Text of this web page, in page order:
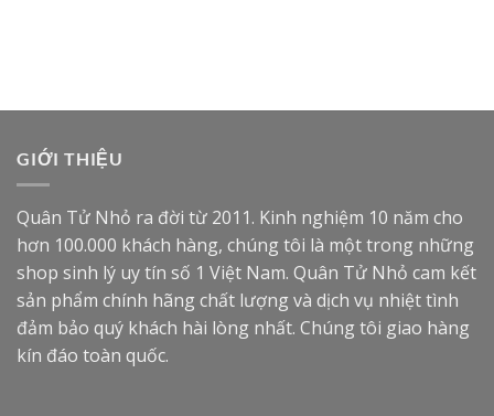
GIỚI THIỆU
Quân Tử Nhỏ ra đời từ 2011. Kinh nghiệm 10 năm cho
hơn 100.000 khách hàng, chúng tôi là một trong những
shop sinh lý uy tín số 1 Việt Nam. Quân Tử Nhỏ cam kết
sản phẩm chính hãng chất lượng và dịch vụ nhiệt tình
đảm bảo quý khách hài lòng nhất. Chúng tôi giao hàng
kín đáo toàn quốc.